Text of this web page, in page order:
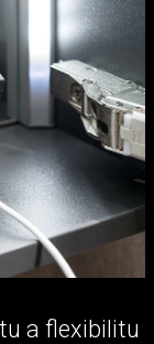
a flexibilitu